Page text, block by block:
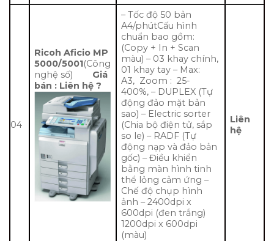
04
Ricoh Aficio MP
5000/5001(Công
nghệ số)
Giá
bán : Liên hệ ?
– Tốc độ 50 bản
A4/phútCấu hình
chuẩn bao gồm:
(Copy + In + Scan
màu) – 03 khay chính,
01 khay tay – Max:
A3, Zoom : 25-
400%, – DUPLEX (Tự
động đảo mặt bản
sao) – Electric sorter
(Chia bộ điện tử, sắp
so le) – RADF (Tự
động nạp và đảo bản
gốc) – Điều khiển
bằng màn hình tinh
thể lỏng cảm ứng –
Chế độ chụp hình
ảnh – 2400dpi x
600dpi (đen trắng)
1200dpi x 600dpi
(màu)
Liên
hệ